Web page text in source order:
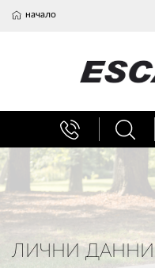
начало
ЛИЧНИ ДАННИ
БАГАЖНИЦИ
ТЕГЛИЧ ЗА КОЛА
ВЕРИГИ ЗА СНЯГ